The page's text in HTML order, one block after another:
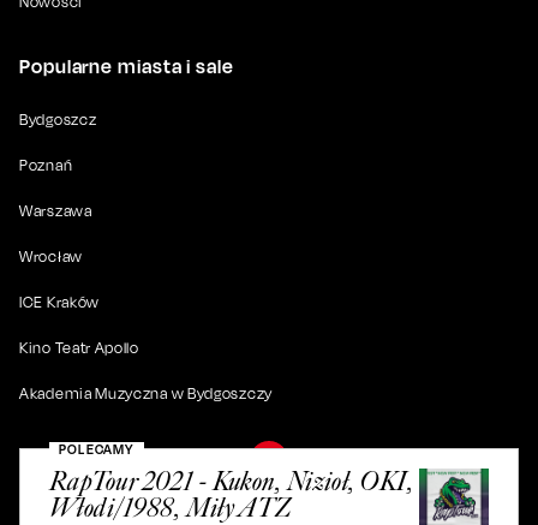
POLECAMY
RapTour 2021 - Kukon, Nizioł, OKI,
Włodi/1988, Miły ATZ
Popularne miasta i sale
Bydgoszcz
Poznań
Warszawa
Wrocław
ICE Kraków
Kino Teatr Apollo
Akademia Muzyczna w Bydgoszczy